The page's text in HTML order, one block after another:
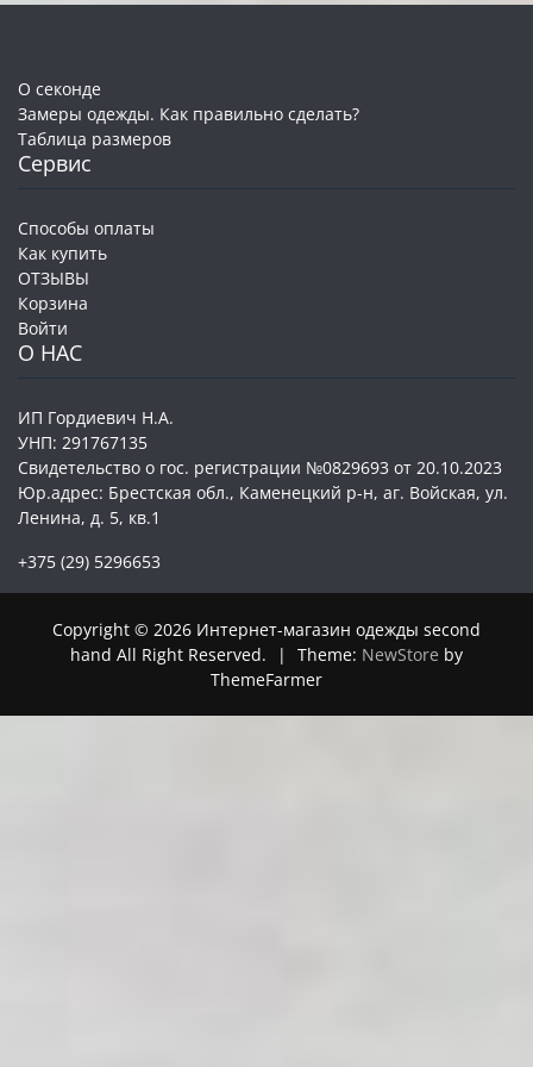
О секонде
Замеры одежды. Как правильно сделать?
Таблица размеров
Сервис
Способы оплаты
Как купить
ОТЗЫВЫ
Корзина
Войти
О НАС
ИП Гордиевич Н.А.
УНП: 291767135
Свидетельство о гос. регистрации №0829693 от 20.10.2023
Юр.адрес: Брестская обл., Каменецкий р-н, аг. Войская, ул.
Ленина, д. 5, кв.1
+375 (29) 5296653
Copyright © 2026 Интернет-магазин одежды second
hand All Right Reserved.
| Theme: NewStore by
ThemeFarmer